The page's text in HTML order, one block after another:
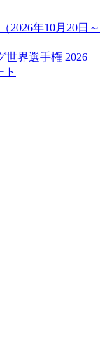
2026年10月20日～
世界選手権 2026
ト